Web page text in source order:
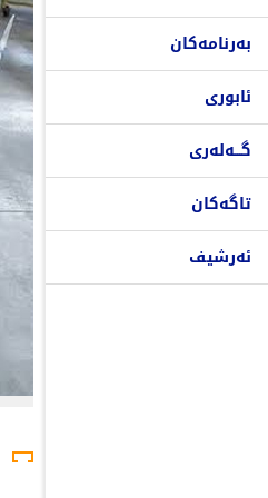
بەرنامەکان
ئابوری
گـــەلەری
تاگەکان
ئەرشیف